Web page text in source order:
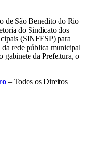
de São Benedito do Rio
do Sindicato dos
(SINFESP) para
da rede pública municipal
gabinete da Prefeitura, o
– Todos os Direitos